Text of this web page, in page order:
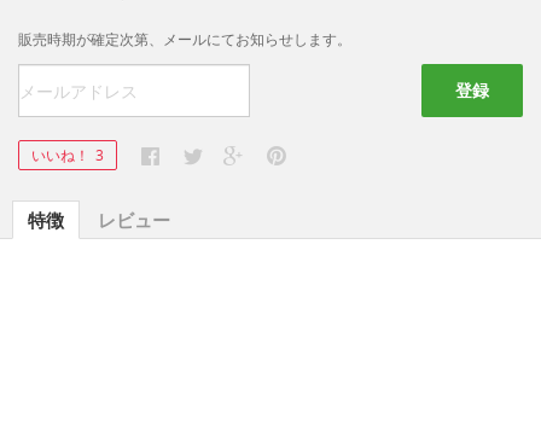
販売時期が確定次第、メールにてお知らせします。
登録
いいね！ 3
特徴 レビュー